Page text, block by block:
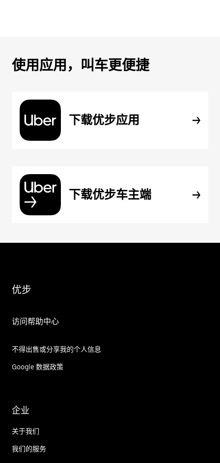
使用应用，叫车更便捷
下载优步应用
下载优步车主端
优步
访问帮助中心
不得出售或分享我的个人信息
Google 数据政策
企业
关于我们
我们的服务